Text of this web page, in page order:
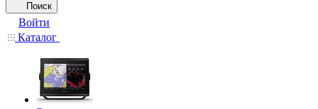
Поиск
Войти
Каталог